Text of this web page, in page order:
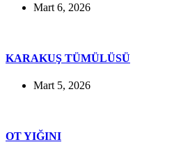
Mart 6, 2026
KARAKUŞ TÜMÜLÜSÜ
Mart 5, 2026
OT YIĞINI